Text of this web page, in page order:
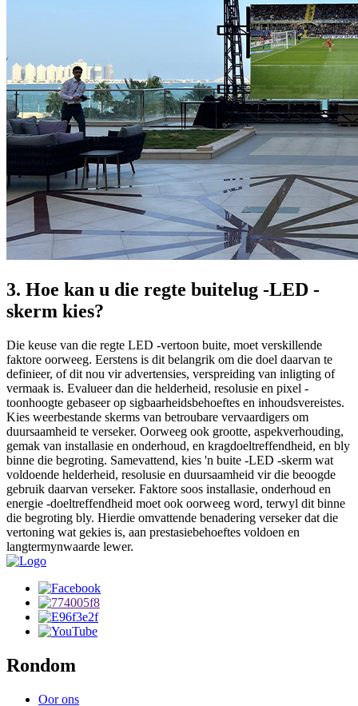
3. Hoe kan u die regte buitelug -LED -
skerm kies?
Die keuse van die regte LED -vertoon buite, moet verskillende
faktore oorweeg. Eerstens is dit belangrik om die doel daarvan te
definieer, of dit nou vir advertensies, verspreiding van inligting of
vermaak is. Evalueer dan die helderheid, resolusie en pixel -
toonhoogte gebaseer op sigbaarheidsbehoeftes en inhoudsvereistes.
Kies weerbestande skerms van betroubare vervaardigers om
duursaamheid te verseker. Oorweeg ook grootte, aspekverhouding,
gemak van installasie en onderhoud, en kragdoeltreffendheid, en bly
binne die begroting. Samevattend, kies 'n buite -LED -skerm wat
voldoende helderheid, resolusie en duursaamheid vir die beoogde
gebruik daarvan verseker. Faktore soos installasie, onderhoud en
energie -doeltreffendheid moet ook oorweeg word, terwyl dit binne
die begroting bly. Hierdie omvattende benadering verseker dat die
vertoning wat gekies is, aan prestasiebehoeftes voldoen en
langtermynwaarde lewer.
Rondom
Oor ons